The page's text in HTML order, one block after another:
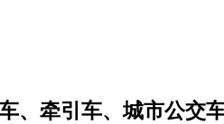
、牵引车、城市公交